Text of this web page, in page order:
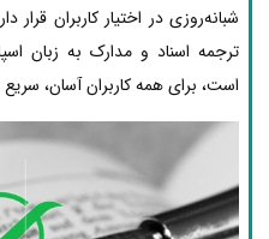
شبانه‌روزی در اختیار کاربران
ترجمه اسناد و مدارک به زبان
است، برای همه کاربران آسان،